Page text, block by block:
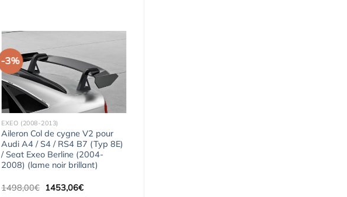
-3%
EXEO (2008-2013)
Aileron Col de cygne V2 pour
Audi A4 / S4 / RS4 B7 (Typ 8E)
/ Seat Exeo Berline (2004-
2008) (lame noir brillant)
1498,00€ Le
1453,06€Le